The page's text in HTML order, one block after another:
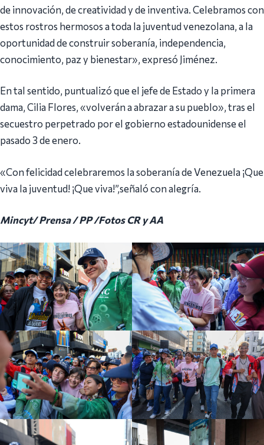
de innovación, de creatividad y de inventiva. Celebramos con
estos rostros hermosos a toda la juventud venezolana, a la
oportunidad de construir soberanía, independencia,
conocimiento, paz y bienestar», expresó Jiménez.
En tal sentido, puntualizó que el jefe de Estado y la primera
dama, Cilia Flores, «volverán a abrazar a su pueblo», tras el
secuestro perpetrado por el gobierno estadounidense el
pasado 3 de enero.
«Con felicidad celebraremos la soberanía de Venezuela ¡Que
viva la juventud! ¡Que viva!”,señaló con alegría.
Mincyt/ Prensa / PP /Fotos CR y AA